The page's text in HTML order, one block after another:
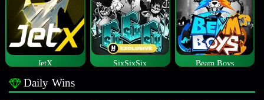
JetX SixSixSix Beam Boys
Daily Wins